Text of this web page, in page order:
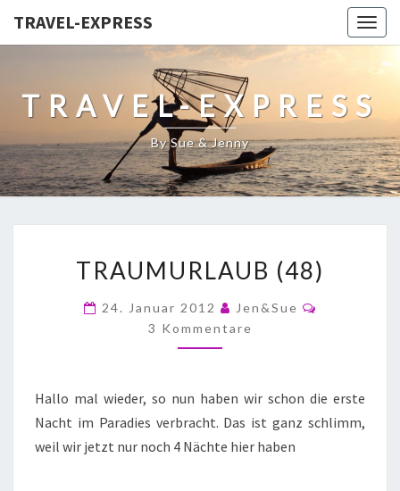
TRAVEL-EXPRESS
TRAVEL-EXPRESS
By Sue & Jenny
TRAUMURLAUB (48)
24. Januar 2012
Jen&Sue
3 Kommentare
Hallo mal wieder, so nun haben wir schon die erste
Nacht im Paradies verbracht. Das ist ganz schlimm,
weil wir jetzt nur noch 4 Nächte hier haben